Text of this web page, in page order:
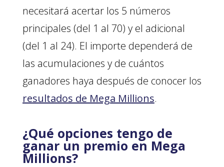
necesitará acertar los 5 números
principales (del 1 al 70) y el adicional
(del 1 al 24). El importe dependerá de
las acumulaciones y de cuántos
ganadores haya después de conocer los
resultados de Mega Millions.
¿Qué opciones tengo de
ganar un premio en Mega
Millions?